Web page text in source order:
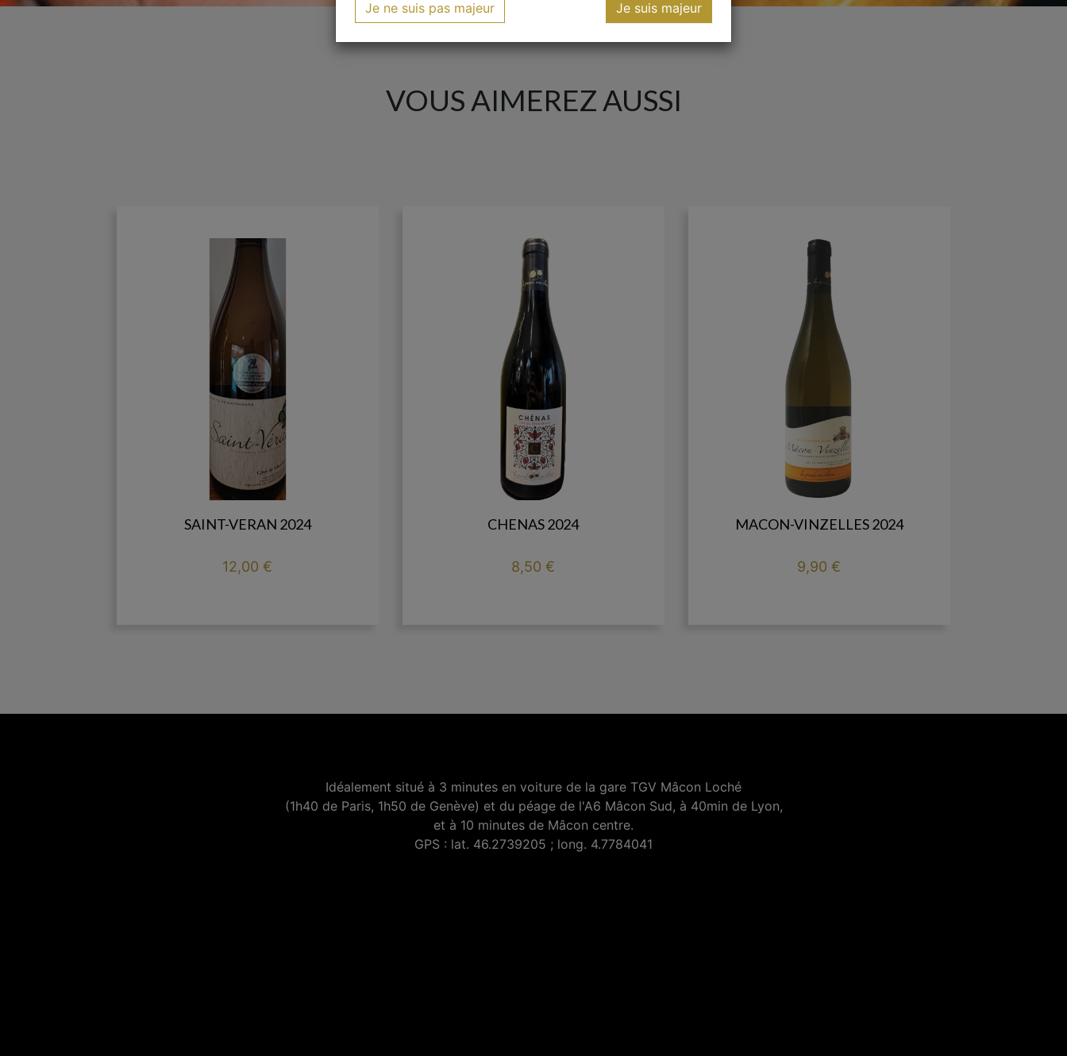
VOUS AIMEREZ AUSSI
SAINT-VERAN 2024
Prix
12,00 €
CHENAS 2024
Prix
8,50 €
MACON-VINZELLES 2024
Prix
9,90 €
Idéalement situé à 3 minutes en voiture de la gare TGV Mâcon Loché
(1h40 de Paris, 1h50 de Genève) et du péage de l'A6 Mâcon Sud, à 40min de Lyon,
et à 10 minutes de Mâcon centre.
GPS : lat. 46.2739205 ; long. 4.7784041
Je ne suis pas majeur Je suis majeur